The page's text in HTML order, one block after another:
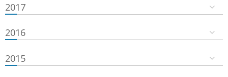
2017
2016
2015